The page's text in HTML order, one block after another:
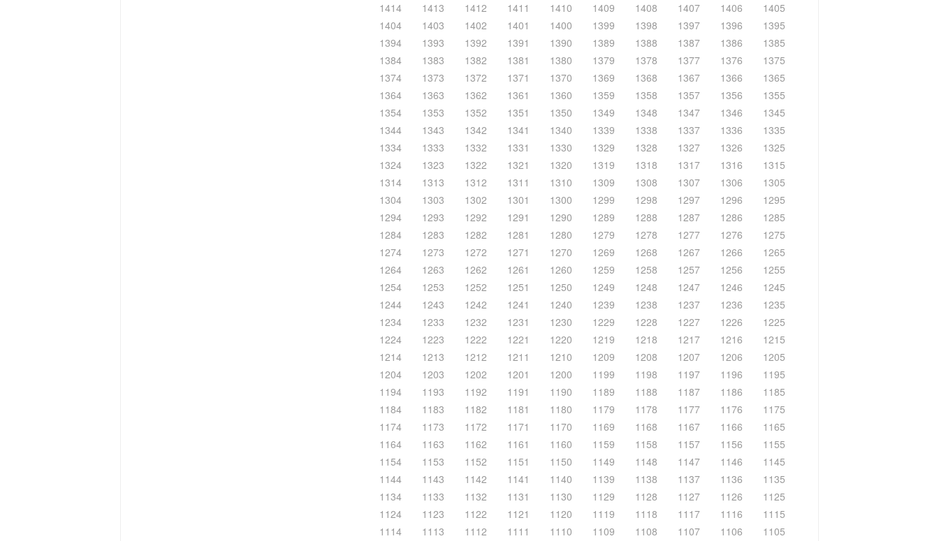
1414
1413 1412 1411 1410 1409 1408 1407 1406
1405
1404
1403 1402 1401 1400 1399 1398 1397 1396
1395
1394
1393 1392 1391 1390 1389 1388 1387 1386
1385
1384
1383 1382 1381 1380 1379 1378 1377 1376
1375
1374
1373 1372 1371 1370 1369 1368 1367 1366
1365
1364
1363 1362 1361 1360 1359 1358 1357 1356
1355
1354
1353 1352 1351 1350 1349 1348 1347 1346
1345
1344
1343 1342 1341 1340 1339 1338 1337 1336
1335
1334
1333 1332 1331 1330 1329 1328 1327 1326
1325
1324
1323 1322 1321 1320 1319 1318 1317 1316
1315
1314
1313 1312 1311 1310 1309 1308 1307 1306
1305
1304
1303 1302 1301 1300 1299 1298 1297 1296
1295
1294
1293 1292 1291 1290 1289 1288 1287 1286
1285
1284
1283 1282 1281 1280 1279 1278 1277 1276
1275
1274
1273 1272 1271 1270 1269 1268 1267 1266
1265
1264
1263 1262 1261 1260 1259 1258 1257 1256
1255
1254
1253 1252 1251 1250 1249 1248 1247 1246
1245
1244
1243 1242 1241 1240 1239 1238 1237 1236
1235
1234
1233 1232 1231 1230 1229 1228 1227 1226
1225
1224
1223 1222 1221 1220 1219 1218 1217 1216
1215
1214
1213 1212 1211 1210 1209 1208 1207 1206
1205
1204
1203 1202 1201 1200 1199 1198 1197 1196
1195
1194
1193 1192 1191 1190 1189 1188 1187 1186
1185
1184
1183 1182 1181 1180 1179 1178 1177 1176
1175
1174
1173 1172 1171 1170 1169 1168 1167 1166
1165
1164
1163 1162 1161 1160 1159 1158 1157 1156
1155
1154
1153 1152 1151 1150 1149 1148 1147 1146
1145
1144
1143 1142 1141 1140 1139 1138 1137 1136
1135
1134
1133 1132 1131 1130 1129 1128 1127 1126
1125
1124
1123 1122 1121 1120 1119 1118 1117 1116
1115
1114
1113 1112 1111 1110 1109 1108 1107 1106
1105